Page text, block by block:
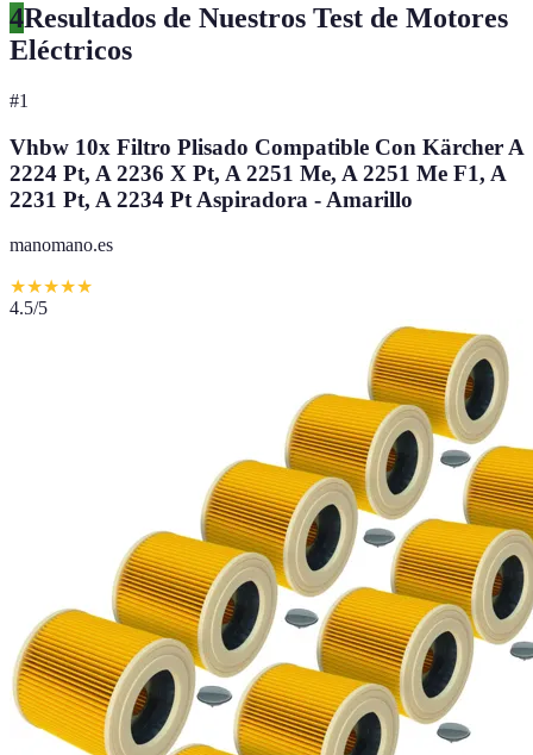
4Resultados de Nuestros Test de Motores
Eléctricos
#1
Vhbw 10x Filtro Plisado Compatible Con Kärcher A
2224 Pt, A 2236 X Pt, A 2251 Me, A 2251 Me F1, A
2231 Pt, A 2234 Pt Aspiradora - Amarillo
manomano.es
★★★★★
4.5/5